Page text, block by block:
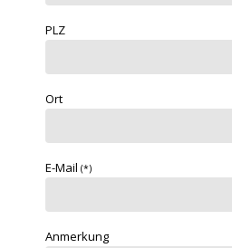
PLZ
Ort
E-Mail (*)
Anmerkung